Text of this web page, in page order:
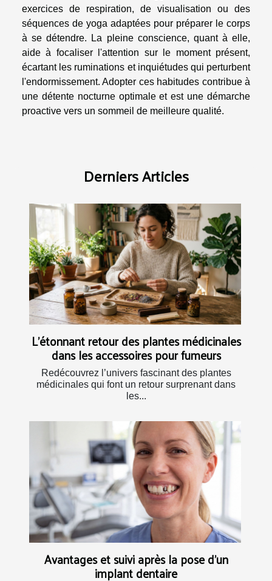
exercices de respiration, de visualisation ou des
séquences de yoga adaptées pour préparer le corps
à se détendre. La pleine conscience, quant à elle,
aide à focaliser l'attention sur le moment présent,
écartant les ruminations et inquiétudes qui perturbent
l'endormissement. Adopter ces habitudes contribue à
une détente nocturne optimale et est une démarche
proactive vers un sommeil de meilleure qualité.
Derniers Articles
L’étonnant retour des plantes médicinales
dans les accessoires pour fumeurs
Redécouvrez l’univers fascinant des plantes
médicinales qui font un retour surprenant dans
les...
Avantages et suivi après la pose d'un
implant dentaire